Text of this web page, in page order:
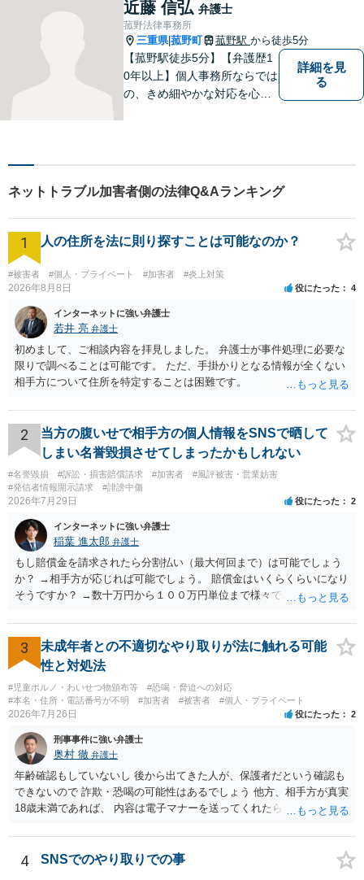
業法務など、幅広く対応可
能。【明確な料金体系】どう
ぞご連絡ください。
近藤 信弘 弁護士
菰野法律事務所
三重県|菰野町 菰野駅 から徒歩5分
【菰野駅徒歩5分】【弁護歴1
0年以上】個人事務所ならでは
の、きめ細やかな対応を心が
行います！【完全個室】
詳細を見
る
ネットトラブル加害者側の法律Q&Aランキング
1 人の住所を法に則り探すことは可能なのか？
#被害者 #個人・プライベート #加害者 #炎上対策
2026年8月8日 役にたった 4
インターネットに強い弁護士
若井 亮 弁護士
初めまして、ご相談内容を拝見しました。 弁護士が事件処理に必要な
限りで調べることは可能です。 ただ、手掛かりとなる情報が全くない
相手方について住所を特定することは困難です。
2
当方の腹いせで相手方の個人情報をSNSで晒して
しまい名誉毀損させてしまったかもしれない
#名誉毀損 #訴訟・損害賠償請求 #加害者
#風評被害・営業妨害
#発信者情報開示請求
#誹謗中傷
2026年7月29日 役にたった 2
インターネットに強い弁護士
稲葉 進太郎 弁護士
もし賠償金を請求されたら分割払い（最大何回まで）は可能でしょう
か？ →相手方が応じれば可能でしょう。 賠償金はいくらくらいになり
そうですか？ →数十万円から１００万円単位まで様々であり、不明で
渉が行われ、双方合意に至れば支払が開始され、決裂して相手方が訴
訟提起を選択すれば訴訟の中で解決がなされる流れが通常です。
3
未成年者との不適切なやり取りが法に触れる可能
性と対処法
#児童ポルノ・わいせつ物頒布等
#恐喝・脅迫への対応
#本名・住所・電話番号が不明
#加害者 #被害者 #個人・プライベート
2026年7月26日 役にたった 2
刑事事件に強い弁護士
奥村 徹 弁護士
年齢確認もしていないし 後から出てきた人が、保護者だという確認も
できないので 詐欺・恐喝の可能性はあるでしょう 他方、相手方が真実
18歳未満であれば、 内容は電子マナーを送ってくれたら自慰行為など
画の尺は10分ほど、服を着たままで胸を触って欲しい、などの要望を
して、要求された金額(1000円程度)の電子マネーを送信してしまいま
した。 そこから、撮影するまで暇なので顔の雰囲気の写真を交換して
4 SNSでのやり取りでの事